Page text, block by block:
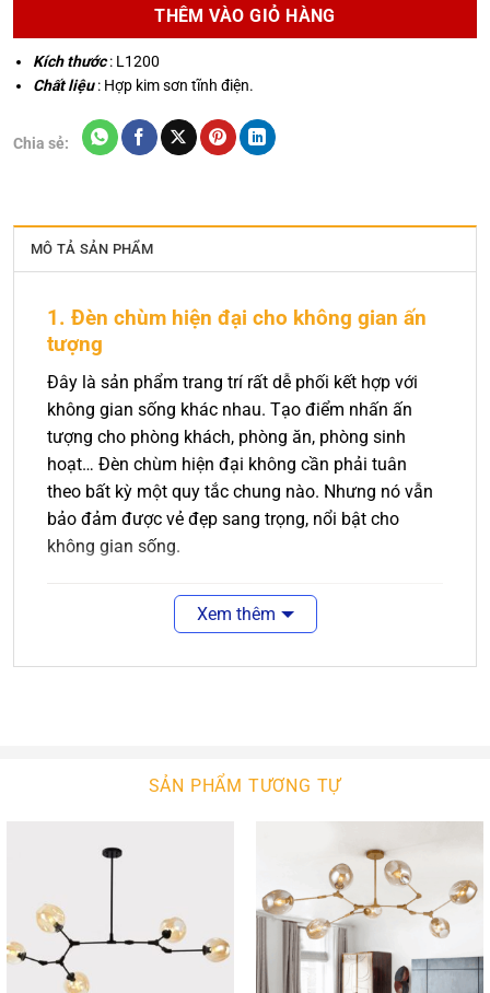
THÊM VÀO GIỎ HÀNG
Kích thước: L1200
Chất liệu: Hợp kim sơn tĩnh điện.
Chia sẻ:
MÔ TẢ SẢN PHẨM
1. Đèn chùm hiện đại cho không gian ấn
tượng
Đây là sản phẩm trang trí rất dễ phối kết hợp với
không gian sống khác nhau. Tạo điểm nhấn ấn
tượng cho phòng khách, phòng ăn, phòng sinh
hoạt… Đèn chùm hiện đại không cần phải tuân
theo bất kỳ một quy tắc chung nào. Nhưng nó vẫn
bảo đảm được vẻ đẹp sang trọng, nổi bật cho
không gian sống.
Xem thêm
SẢN PHẨM TƯƠNG TỰ